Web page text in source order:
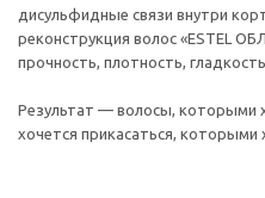
дисульфидные связи внутри
реконструкция волос «ESTEL
прочность, плотность,
Результат — волосы, которыми
хочется прикасаться, которыми